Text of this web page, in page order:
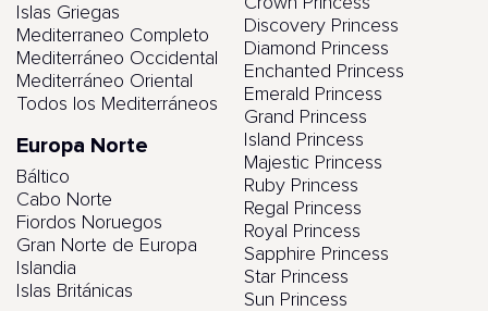
Islas Griegas
Mediterraneo Completo
Mediterráneo Occidental
Mediterráneo Oriental
Todos los Mediterráneos
Europa Norte
Báltico
Cabo Norte
Fiordos Noruegos
Gran Norte de Europa
Islandia
Islas Británicas
Discovery Princess
Diamond Princess
Enchanted Princess
Emerald Princess
Grand Princess
Island Princess
Majestic Princess
Ruby Princess
Regal Princess
Royal Princess
Sapphire Princess
Star Princess
Sun Princess